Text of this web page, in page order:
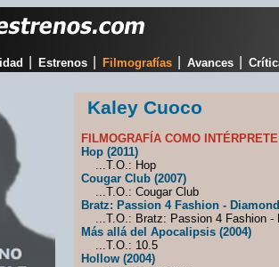
Estrenos Filmografías Avances
Kaley Cuoco
FILMOGRAFÍA COMO
Hop (2011)
...T.O.: Hop
Cougar Club (2007)
...T.O.: Cougar Club
Bratz: Passion 4 Fashion -
...T.O.: Bratz: Passion 4 Fashion -
Más allá del Apocalipsis (2004)
...T.O.: 10.5
Hollow (2004)